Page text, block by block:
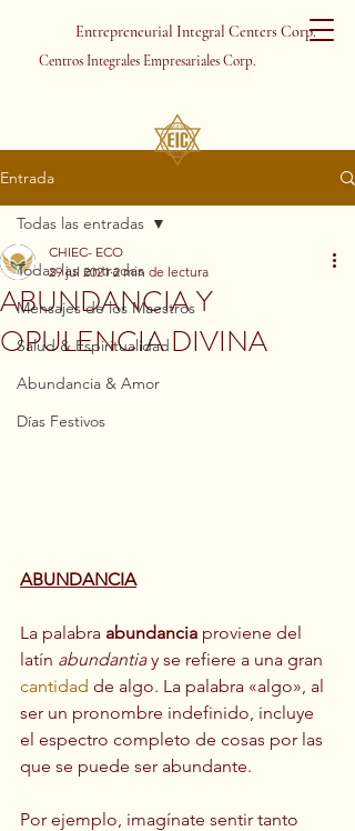
Entrepreneurial Integral Centers Corp.
Centros Integrales Empresariales Corp.
Entrada
Todas las entradas
Mensajes de los Maestros
Salud & Espiritualidad
Abundancia & Amor
Días Festivos
Todas las entradas
ABUNDANCIA Y
OPULENCIA DIVINA
CHIEC- ECO
29 jul 2021 2 min de lectura
ABUNDANCIA
La palabra abundancia proviene del
latín abundantia y se refiere a una gran
cantidad de algo. La palabra «algo», al
ser un pronombre indefinido, incluye
el espectro completo de cosas por las
que se puede ser abundante.
Por ejemplo, imagínate sentir tanto